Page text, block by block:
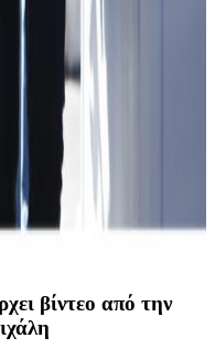
βίντεο από την